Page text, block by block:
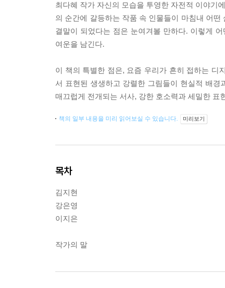
최다혜 작가 자신의 모습을 투영한 자전적 이야기
의 순간에 갈등하는 작품 속 인물들이 마침내 어
결말이 되었다는 점은 눈여겨볼 만하다. 이렇게
여운을 남긴다.
이 책의 특별한 점은, 요즘 우리가 흔히 접하는 디
서 표현된 생생하고 강렬한 그림들이 현실적 배
매끄럽게 전개되는 서사, 강한 호소력과 세밀한
책의 일부 내용을 미리 읽어보실 수 있습니다. 미리보기
목차
김지현
강은영
이지은
작가의 말